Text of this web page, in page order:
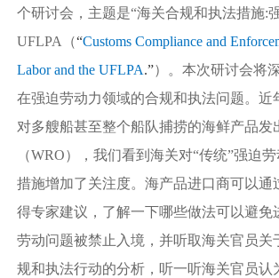
个研讨会，主题是“海关合规和执法措施:
UFLPA（“Customs Compliance and
Labor and the UFLPA.”）。本次研讨会将
在强迫劳动力领域的合规和执法问题。近
对多艘船甚至整个船队捕捞的海鲜产品发
（WRO），我们看到海关对“传统”强迫
措施增加了关注度。海产品进口商可以通
得专家建议，了解一下哪些做法可以避免
劳动问题被禁止入境，并听取海关官员关
规和执法行动的分析，听一听海关官员认